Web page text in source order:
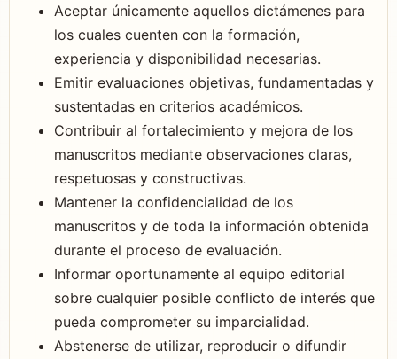
Aceptar únicamente aquellos dictámenes para
los cuales cuenten con la formación,
experiencia y disponibilidad necesarias.
Emitir evaluaciones objetivas, fundamentadas y
sustentadas en criterios académicos.
Contribuir al fortalecimiento y mejora de los
manuscritos mediante observaciones claras,
respetuosas y constructivas.
Mantener la confidencialidad de los
manuscritos y de toda la información obtenida
durante el proceso de evaluación.
Informar oportunamente al equipo editorial
sobre cualquier posible conflicto de interés que
pueda comprometer su imparcialidad.
Abstenerse de utilizar, reproducir o difundir